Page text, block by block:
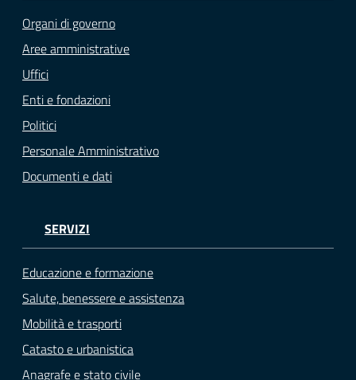
Organi di governo
Aree amministrative
Uffici
Enti e fondazioni
Politici
Personale Amministrativo
Documenti e dati
SERVIZI
Educazione e formazione
Salute, benessere e assistenza
Mobilità e trasporti
Catasto e urbanistica
Anagrafe e stato civile